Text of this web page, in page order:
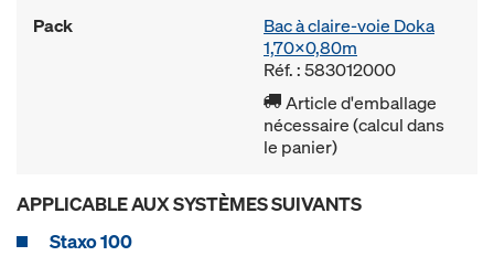
Pack
Bac à claire-voie Doka
1,70x0,80m
Réf. : 583012000
Article d'emballage
nécessaire (calcul dans
le panier)
APPLICABLE AUX SYSTÈMES SUIVANTS
Staxo 100